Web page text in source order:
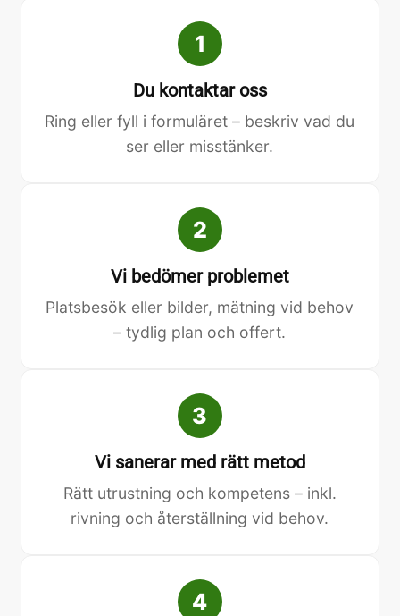
1
Du kontaktar oss
Ring eller fyll i formuläret – beskriv vad du
ser eller misstänker.
2
Vi bedömer problemet
Platsbesök eller bilder, mätning vid behov
– tydlig plan och offert.
3
Vi sanerar med rätt metod
Rätt utrustning och kompetens – inkl.
rivning och återställning vid behov.
4